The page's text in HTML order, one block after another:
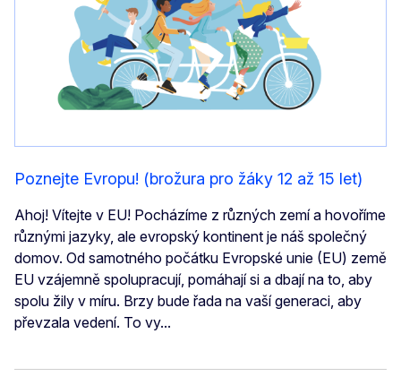
Poznejte Evropu! (brožura pro žáky 12 až 15 let)
Ahoj! Vítejte v EU! Pocházíme z různých zemí a hovoříme
různými jazyky, ale evropský kontinent je náš společný
domov. Od samotného počátku Evropské unie (EU) země
EU vzájemně spolupracují, pomáhají si a dbají na to, aby
spolu žily v míru. Brzy bude řada na vaší generaci, aby
převzala vedení. To vy...